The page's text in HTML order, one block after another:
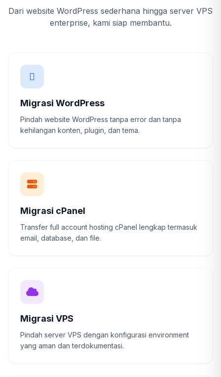
Dari website WordPress sederhana hingga server VPS
enterprise, kami siap membantu.
Migrasi WordPress
Pindah website WordPress tanpa error dan tanpa
kehilangan konten, plugin, dan tema.
Migrasi cPanel
Transfer full account hosting cPanel lengkap termasuk
email, database, dan file.
Migrasi VPS
Pindah server VPS dengan konfigurasi environment
yang aman dan terdokumentasi.